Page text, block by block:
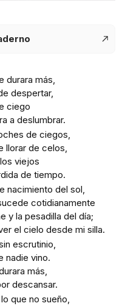
durara más,
despertar,
ciego
a deslumbrar.
de ciegos,
llorar de celos,
viejos
de tiempo.
nacimiento del sol,
cotidianamente
y la pesadilla del día;
el cielo desde mi silla.
escrutinio,
nadie vino.
más,
descansar.
que no sueño,